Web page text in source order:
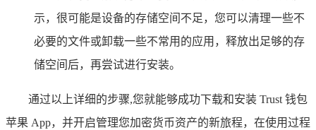
示，很可能是设备的存储空间不足，您可以清理一些不
必要的文件或卸载一些不常用的应用，释放出足够的存
储空间后，再尝试进行安装。
通过以上详细的步骤,您就能够成功下载和安装 Trust 钱包
苹果 App，并开启管理您加密货币资产的新旅程，在使用过程